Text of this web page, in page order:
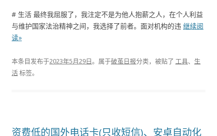
# 生活 最终我屈服了，我注定不是为他人抱薪之人，在个人利益
与维护国家法治精神之间，我选择了前者。面对机构的违 继续阅
读»
本条目发布于2023年5月29日。属于破茧日报分类，被贴了 工具、 生
活标签。
资费低的国外电话卡(只收短信)、安卓自动化